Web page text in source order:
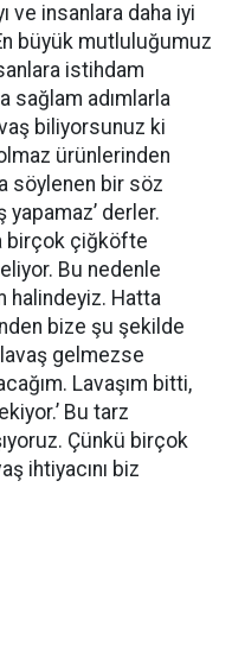
ve insanlara daha iyi
büyük mutluluğumuz
istihdam
sağlam adımlarla
biliyorsunuz ki
ürünlerinden
söylenen bir söz
yapamaz’ derler.
birçok çiğköfte
Bu nedenle
Hatta
bize şu şekilde
gelmezse
Lavaşım bitti,
Bu tarz
Çünkü birçok
ihtiyacını biz